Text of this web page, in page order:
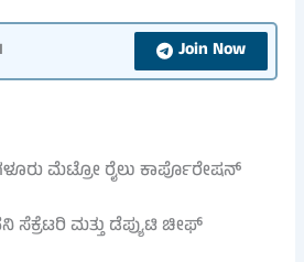
Join Now
ಮೆಟ್ರೋ ರೈಲು ಕಾರ್ಪೊರೇಷನ್
ಸೆಕ್ರೆಟರಿ ಮತ್ತು ಡೆಪ್ಯುಟಿ ಚೀಫ್